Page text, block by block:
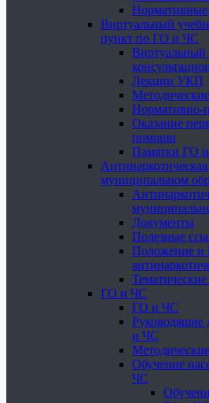
Нормативные
Виртуальный
пункт по ГО и ЧС
Виртуальный
Лекции УКП
Нормативно-
Оказание
помощи
Памятки ГО
Антинаркотическая
муниципальном
Документы
Полезные
Положение и
ГО и ЧС
ГО и ЧС
Руководящие
и ЧС
Обучение
ЧС